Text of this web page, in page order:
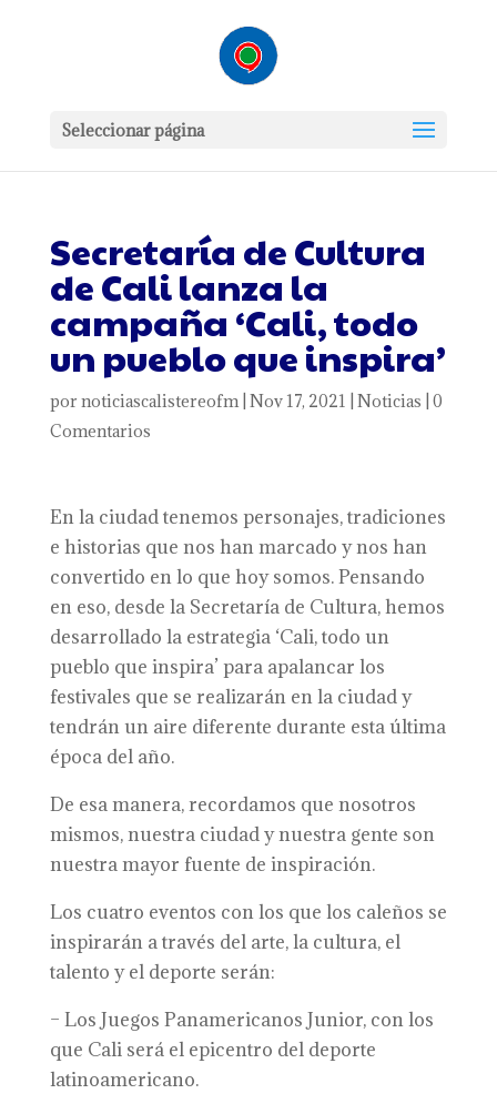
Seleccionar página
Secretaría de Cultura
de Cali lanza la
campaña ‘Cali, todo
un pueblo que inspira’
por noticiascalistereofm| Nov 17, 2021 Noticias 0
Comentarios
En la ciudad tenemos personajes, tradiciones
e historias que nos han marcado y nos han
convertido en lo que hoy somos. Pensando
en eso, desde la Secretaría de Cultura, hemos
desarrollado la estrategia ‘Cali, todo un
pueblo que inspira’ para apalancar los
festivales que se realizarán en la ciudad y
tendrán un aire diferente durante esta última
época del año.
De esa manera, recordamos que nosotros
mismos, nuestra ciudad y nuestra gente son
nuestra mayor fuente de inspiración.
Los cuatro eventos con los que los caleños se
inspirarán a través del arte, la cultura, el
talento y el deporte serán:
– Los Juegos Panamericanos Junior, con los
que Cali será el epicentro del deporte
latinoamericano.